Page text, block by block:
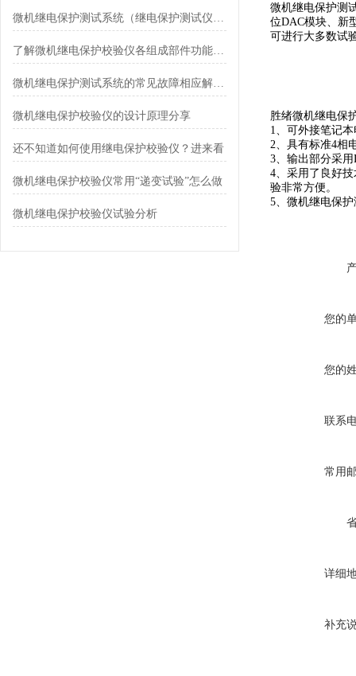
微机继电保护测试系统（继电保护测试仪）是什么设备
了解微机继电保护校验仪各组成部件功能特点才能更好的使用它
微机继电保护测试系统的常见故障相应解决方法分享
微机继电保护校验仪的设计原理分享
还不知道如何使用继电保护校验仪？进来看
微机继电保护校验仪常用“递变试验”怎么做
微机继电保护校验仪试验分析
微机继电保护测
位DAC模块、新
可进行大多数试
胜绪微机继电保
1、可外接笔记
2、具有标准4相
3、输出部分采
4、采用了良好
验非常方便。
5、微机继电保
您的
您的
联系
常用
详细
补充